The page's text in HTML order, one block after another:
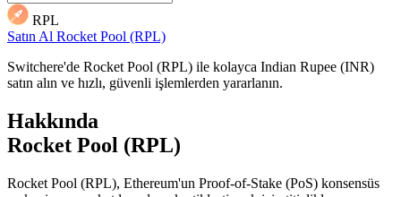
RPL
Satın Al Rocket Pool (RPL)
Switchere'de Rocket Pool (RPL) ile kolayca Indian Rupee (INR)
satın alın ve hızlı, güvenli işlemlerden yararlanın.
Hakkında
Rocket Pool (RPL)
Rocket Pool (RPL), Ethereum'un Proof-of-Stake (PoS) konsensüs